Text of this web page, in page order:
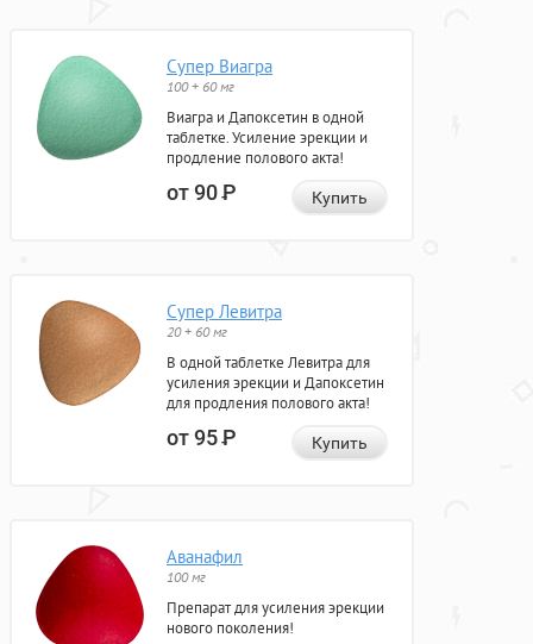
Супер Виагра
100 + 60 мг
Виагра и Дапоксетин в одной
таблетке. Усиление эрекции и
продление полового акта!
от 90Р Купить
Супер Левитра
20 + 60 мг
В одной таблетке Левитра для
усиления эрекции и Дапоксетин
для продления полового акта!
от 95Р Купить
Аванафил
100 мг
Препарат для усиления эрекции
нового поколения!